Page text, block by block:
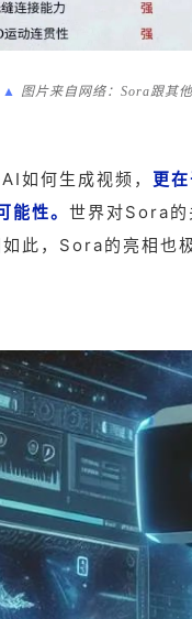
▲ 图片来自网络：Sora跟其
如何生成视频， 更
能性。 世界对Sora的
此，Sora的亮相也